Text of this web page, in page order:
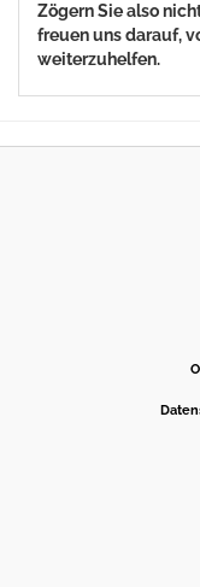
Zögern Sie also
freuen uns darauf,
weiterzuhelfen.